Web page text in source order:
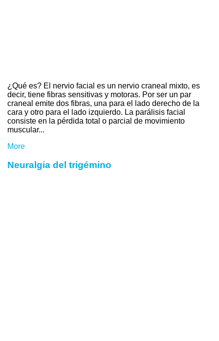
¿Qué es? El nervio facial es un nervio craneal mixto, es
decir, tiene fibras sensitivas y motoras. Por ser un par
craneal emite dos fibras, una para el lado derecho de la
cara y otro para el lado izquierdo. La parálisis facial
consiste en la pérdida total o parcial de movimiento
muscular...
More
Neuralgia del trigémino